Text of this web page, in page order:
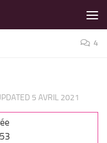
4
5 AVRIL 2021